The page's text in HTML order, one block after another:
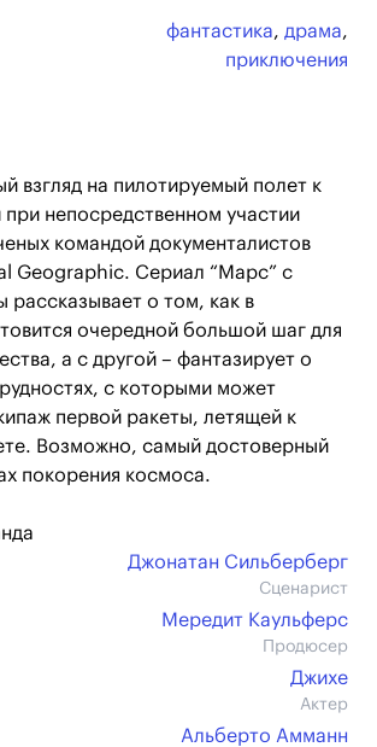
фантастика, драма,
приключения
взгляд на пилотируемый полет к
непосредственном участии
командой документалистов
Geographic. Сериал “Марс” с
рассказывает о том, как в
очередной большой шаг для
а с другой – фантазирует о
с которыми может
первой ракеты, летящей к
Возможно, самый достоверный
покорения космоса.
Джонатан Сильберберг
Сценарист
Мередит Каульферс
Продюсер
Джихе
Актер
Альберто Амманн